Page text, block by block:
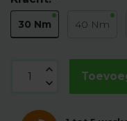
30 Nm 40 Nm